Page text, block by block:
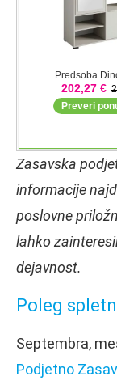
Zasavska
informacije
poslovne
lahko
dejavnost.
Poleg
Septembra,
Podjetno